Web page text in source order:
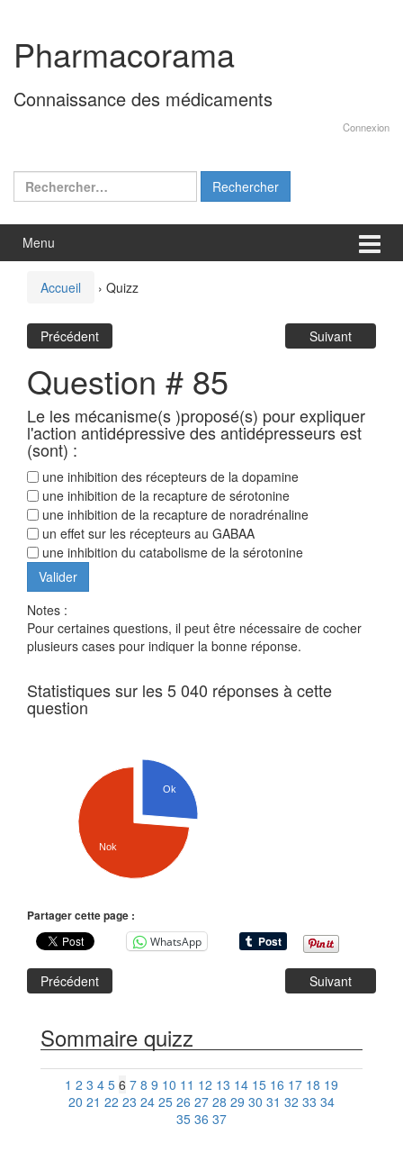
contenu
menu
principal
Pharmacorama
Connaissance des médicaments
Connexion
Rechercher :
Menu
Accueil › Quizz
Précédent Suivant
Question # 85
Le les mécanisme(s )proposé(s) pour expliquer
l'action antidépressive des antidépresseurs est
(sont) :
une inhibition des récepteurs de la dopamine
une inhibition de la recapture de sérotonine
une inhibition de la recapture de noradrénaline
un effet sur les récepteurs au GABAA
une inhibition du catabolisme de la sérotonine
Notes :
Pour certaines questions, il peut être nécessaire de cocher
plusieurs cases pour indiquer la bonne réponse.
Statistiques sur les 5 040 réponses à cette
question
Ok
Nok
Partager cette page :
WhatsApp
Précédent Suivant
Sommaire quizz
1 2 3 4 5 6 7 8 9 10 11 12 13 14 15 16 17 18 19
20 21 22 23 24 25 26 27 28 29 30 31 32 33 34
35 36 37